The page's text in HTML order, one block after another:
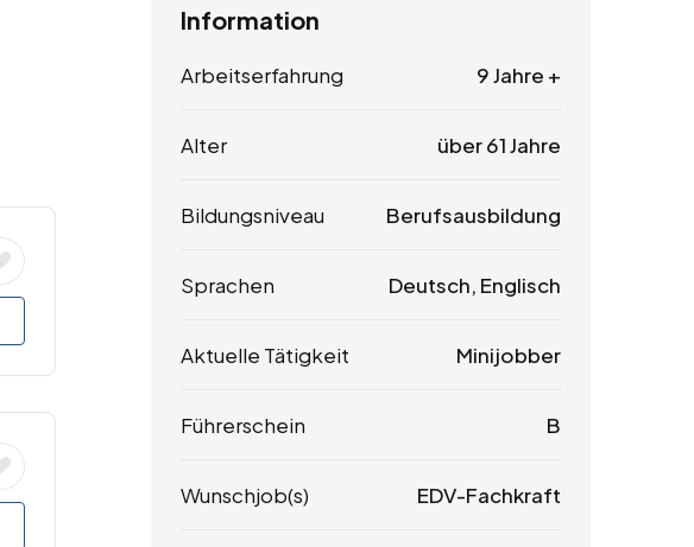
Information
Arbeitserfahrung 9 Jahre +
Alter über 61 Jahre
Bildungsniveau Berufsausbildung
Sprachen Deutsch, Englisch
Aktuelle Tätigkeit Minijobber
Führerschein B
Wunschjob(s) EDV-Fachkraft